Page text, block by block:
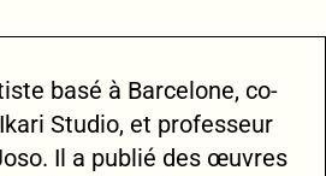
basé à Barcelone, co-
Studio, et professeur
Il a publié des œuvres